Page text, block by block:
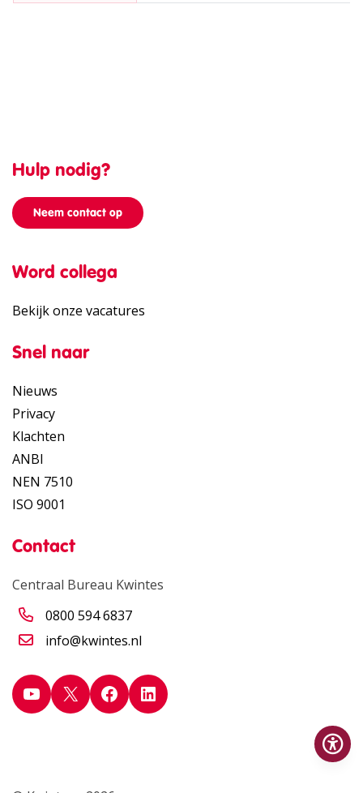
Hulp nodig?
Neem contact op
Word collega
Bekijk onze vacatures
Snel naar
Nieuws
Privacy
Klachten
ANBI
NEN 7510
ISO 9001
Contact
Centraal Bureau Kwintes
0800 594 6837
info@kwintes.nl
YouTube
X FacebookLinkedIn